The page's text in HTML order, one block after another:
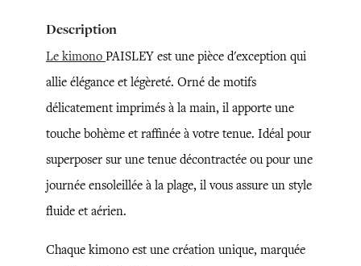
Description
Le kimono PAISLEY est une pièce d'exception qui
allie élégance et légèreté. Orné de motifs
délicatement imprimés à la main, il apporte une
touche bohème et raffinée à votre tenue. Idéal pour
superposer sur une tenue décontractée ou pour une
journée ensoleillée à la plage, il vous assure un style
fluide et aérien.
Chaque kimono est une création unique, marquée